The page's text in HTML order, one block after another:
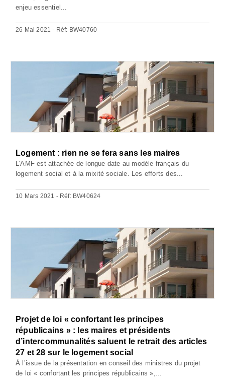
enjeu essentiel...
26 Mai 2021 - Réf: BW40760
Logement : rien ne se fera sans les maires
L’AMF est attachée de longue date au modèle français du
logement social et à la mixité sociale. Les efforts des...
10 Mars 2021 - Réf: BW40624
Projet de loi « confortant les principes
républicains » : les maires et présidents
d’intercommunalités saluent le retrait des articles
27 et 28 sur le logement social
À l’issue de la présentation en conseil des ministres du projet
de loi « confortant les principes républicains »,...